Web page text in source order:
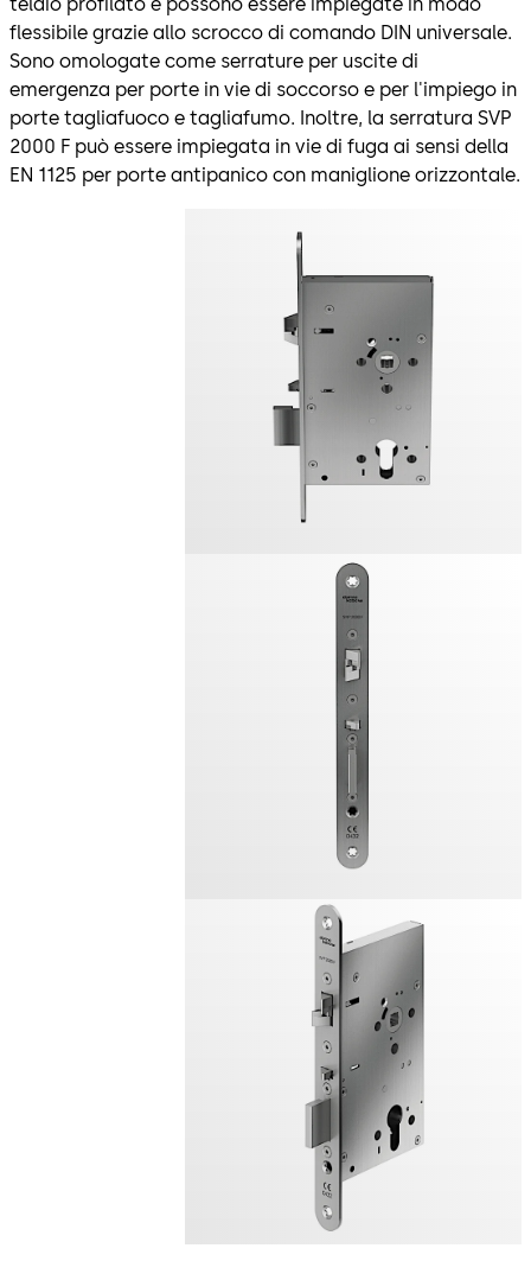
flessibile grazie allo scrocco di comando DIN universale.
Sono omologate come serrature per uscite di
emergenza per porte in vie di soccorso e per l'impiego in
porte tagliafuoco e tagliafumo. Inoltre, la serratura SVP
2000 F può essere impiegata in vie di fuga ai sensi della
EN 1125 per porte antipanico con maniglione orizzontale.